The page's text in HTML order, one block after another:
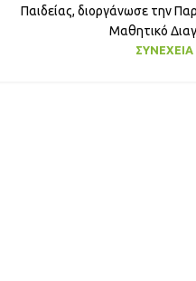
Παιδείας, διοργάνωσε την
Μαθητικό